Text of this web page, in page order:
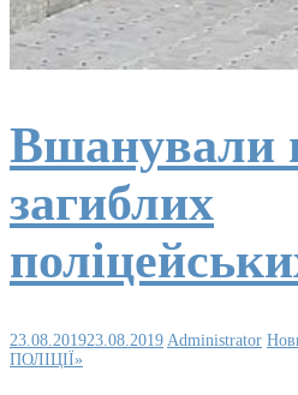
Вшанували
загиблих
23.08.201923.08.2019 Administrator
ПОЛІЦІЇ»